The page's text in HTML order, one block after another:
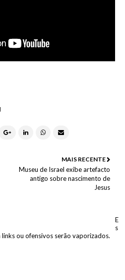
MAIS RECENTE
Museu de Israel exibe artefacto
antigo sobre nascimento de
Jesus
E
s
ou ofensivos serão vaporizados.